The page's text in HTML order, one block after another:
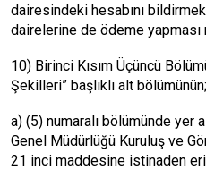
dairesindeki hesabını
dairelerine de ödeme yapması
10) Birinci Kısım Üçüncü
Şekilleri” başlıklı alt bölümünün;
a) (5) numaralı bölümünde yer
Genel Müdürlüğü Kuruluş ve
21 inci maddesine istinaden